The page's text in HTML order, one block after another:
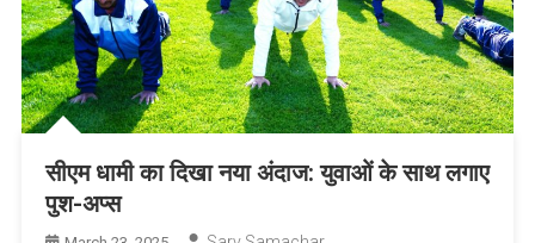
सीएम धामी का दिखा नया अंदाज: युवाओं के साथ लगाए
पुश-अप्स